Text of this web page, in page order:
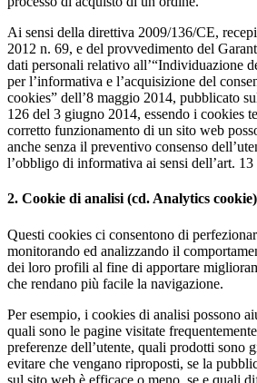
Ai sensi della direttiva 2009/136/CE,
2012 n. 69, e del provvedimento del
dati personali relativo all’“Individuazione
per l’informativa e l’acquisizione del
cookies” dell’8 maggio 2014, pubblicato
126 del 3 giugno 2014, essendo i cookies
corretto funzionamento di un sito web
anche senza il preventivo consenso
l’obbligo di informativa ai sensi dell’art.
2. Cookie di analisi (cd. Analytics cookie)
Questi cookies ci consentono di
monitorando ed analizzando il
dei loro profili al fine di apportare
che rendano più facile la navigazione.
Per esempio, i cookies di analisi possono
quali sono le pagine visitate
preferenze dell’utente, quali prodotti sono
evitare che vengano riproposti, se la
sul sito web è efficace o meno, se e quali